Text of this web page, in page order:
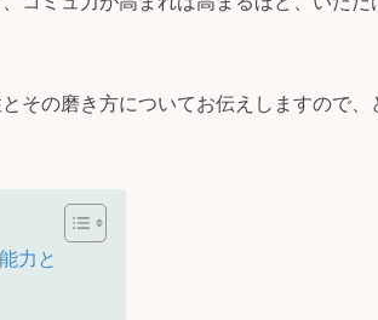
その磨き方についてお伝えしますので
力と